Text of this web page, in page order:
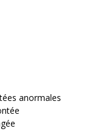
anormales